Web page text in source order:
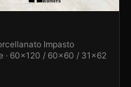
Impasto
· 60x120 / 60x60 / 31x62